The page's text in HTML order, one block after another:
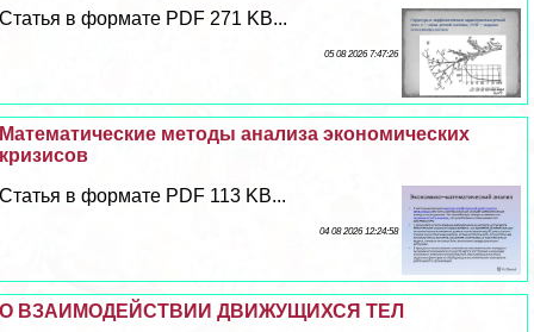
Статья в формате PDF 271 KB...
05 08 2026 7:47:26
Математические методы анализа экономических
кризисов
Статья в формате PDF 113 KB...
04 08 2026 12:24:58
О ВЗАИМОДЕЙСТВИИ ДВИЖУЩИХСЯ ТЕЛ